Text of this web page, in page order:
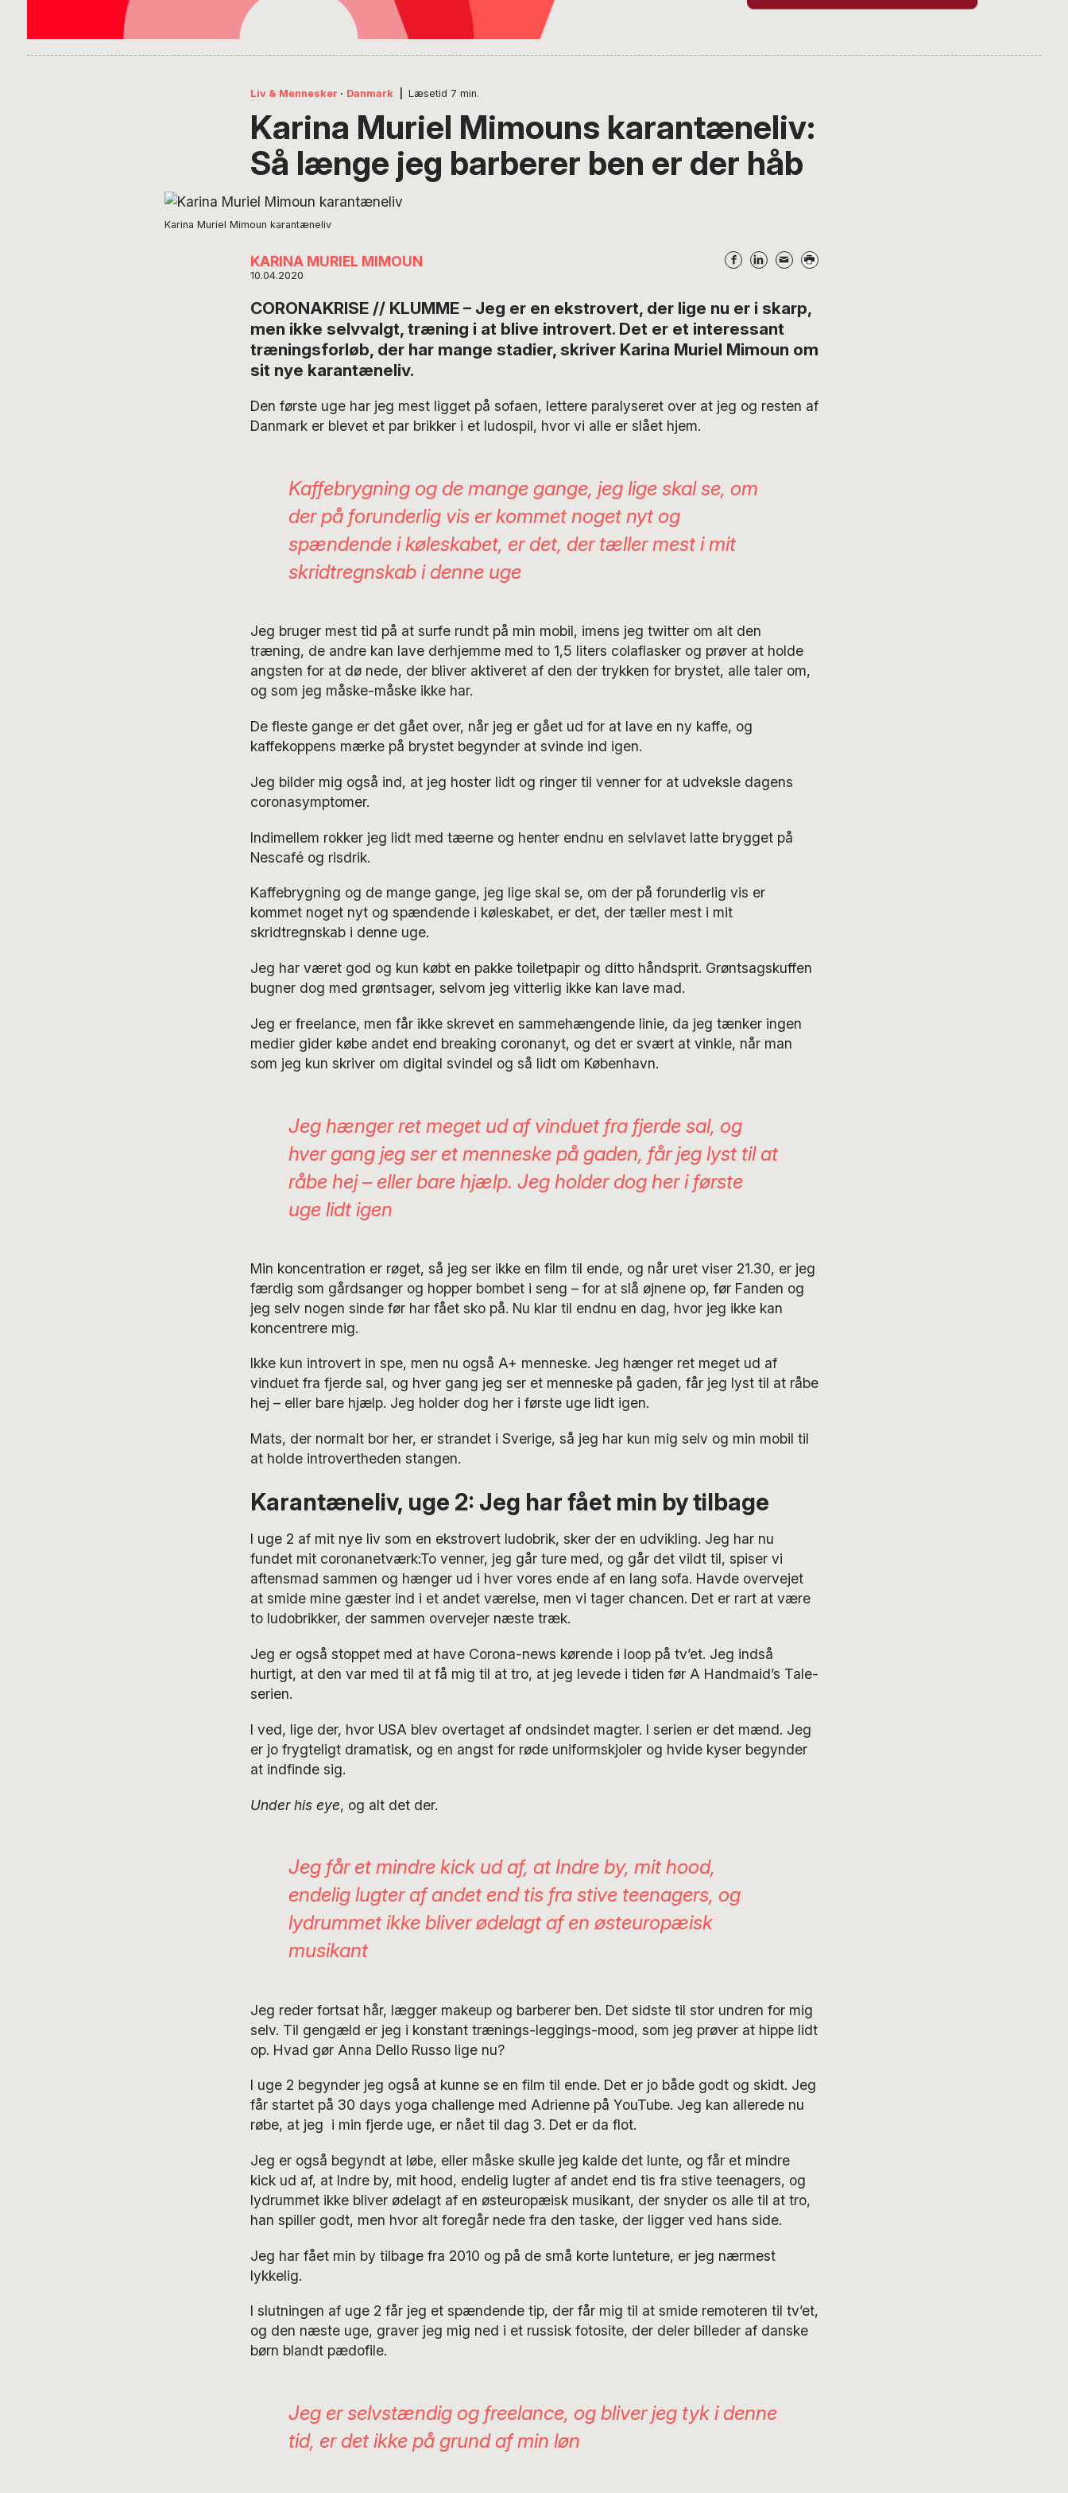
Liv & Mennesker · Danmark Læsetid 7 min.
Karina Muriel Mimouns karantæneliv:
Så længe jeg barberer ben er der håb
Karina Muriel Mimoun karantæneliv
KARINA MURIEL MIMOUN
10.04.2020
CORONAKRISE // KLUMME – Jeg er en ekstrovert, der lige nu er i skarp,
men ikke selvvalgt, træning i at blive introvert. Det er et interessant
træningsforløb, der har mange stadier, skriver Karina Muriel Mimoun om
sit nye karantæneliv.
Den første uge har jeg mest ligget på sofaen, lettere paralyseret over at jeg og resten af
Danmark er blevet et par brikker i et ludospil, hvor vi alle er slået hjem.
Kaffebrygning og de mange gange, jeg lige skal se, om
der på forunderlig vis er kommet noget nyt og
spændende i køleskabet, er det, der tæller mest i mit
skridtregnskab i denne uge
Jeg bruger mest tid på at surfe rundt på min mobil, imens jeg twitter om alt den
træning, de andre kan lave derhjemme med to 1,5 liters colaflasker og prøver at holde
angsten for at dø nede, der bliver aktiveret af den der trykken for brystet, alle taler om,
og som jeg måske-måske ikke har.
De fleste gange er det gået over, når jeg er gået ud for at lave en ny kaffe, og
kaffekoppens mærke på brystet begynder at svinde ind igen.
Jeg bilder mig også ind, at jeg hoster lidt og ringer til venner for at udveksle dagens
coronasymptomer.
Indimellem rokker jeg lidt med tæerne og henter endnu en selvlavet latte brygget på
Nescafé og risdrik.
Kaffebrygning og de mange gange, jeg lige skal se, om der på forunderlig vis er
kommet noget nyt og spændende i køleskabet, er det, der tæller mest i mit
skridtregnskab i denne uge.
Jeg har været god og kun købt en pakke toiletpapir og ditto håndsprit. Grøntsagskuffen
bugner dog med grøntsager, selvom jeg vitterlig ikke kan lave mad.
Jeg er freelance, men får ikke skrevet en sammehængende linie, da jeg tænker ingen
medier gider købe andet end breaking coronanyt, og det er svært at vinkle, når man
som jeg kun skriver om digital svindel og så lidt om København.
Jeg hænger ret meget ud af vinduet fra fjerde sal, og
hver gang jeg ser et menneske på gaden, får jeg lyst til at
råbe hej – eller bare hjælp. Jeg holder dog her i første
uge lidt igen
Min koncentration er røget, så jeg ser ikke en film til ende, og når uret viser 21.30, er jeg
færdig som gårdsanger og hopper bombet i seng – for at slå øjnene op, før Fanden og
jeg selv nogen sinde før har fået sko på. Nu klar til endnu en dag, hvor jeg ikke kan
koncentrere mig.
Ikke kun introvert in spe, men nu også A+ menneske. Jeg hænger ret meget ud af
vinduet fra fjerde sal, og hver gang jeg ser et menneske på gaden, får jeg lyst til at råbe
hej – eller bare hjælp. Jeg holder dog her i første uge lidt igen.
Mats, der normalt bor her, er strandet i Sverige, så jeg har kun mig selv og min mobil til
at holde introvertheden stangen.
Karantæneliv, uge 2: Jeg har fået min by tilbage
I uge 2 af mit nye liv som en ekstrovert ludobrik, sker der en udvikling. Jeg har nu
fundet mit coronanetværk:To venner, jeg går ture med, og går det vildt til, spiser vi
aftensmad sammen og hænger ud i hver vores ende af en lang sofa. Havde overvejet
at smide mine gæster ind i et andet værelse, men vi tager chancen. Det er rart at være
to ludobrikker, der sammen overvejer næste træk.
Jeg er også stoppet med at have Corona-news kørende i loop på tv’et. Jeg indså
hurtigt, at den var med til at få mig til at tro, at jeg levede i tiden før A Handmaid’s Tale-
serien.
I ved, lige der, hvor USA blev overtaget af ondsindet magter. I serien er det mænd. Jeg
er jo frygteligt dramatisk, og en angst for røde uniformskjoler og hvide kyser begynder
at indfinde sig.
Under his eye, og alt det der.
Jeg får et mindre kick ud af, at Indre by, mit hood,
endelig lugter af andet end tis fra stive teenagers, og
lydrummet ikke bliver ødelagt af en østeuropæisk
musikant
Jeg reder fortsat hår, lægger makeup og barberer ben. Det sidste til stor undren for mig
selv. Til gengæld er jeg i konstant trænings-leggings-mood, som jeg prøver at hippe lidt
op. Hvad gør Anna Dello Russo lige nu?
I uge 2 begynder jeg også at kunne se en film til ende. Det er jo både godt og skidt. Jeg
får startet på 30 days yoga challenge med Adrienne på YouTube. Jeg kan allerede nu
røbe, at jeg i min fjerde uge, er nået til dag 3. Det er da flot.
Jeg er også begyndt at løbe, eller måske skulle jeg kalde det lunte, og får et mindre
kick ud af, at Indre by, mit hood, endelig lugter af andet end tis fra stive teenagers, og
lydrummet ikke bliver ødelagt af en østeuropæisk musikant, der snyder os alle til at tro,
han spiller godt, men hvor alt foregår nede fra den taske, der ligger ved hans side.
Jeg har fået min by tilbage fra 2010 og på de små korte lunteture, er jeg nærmest
lykkelig.
I slutningen af uge 2 får jeg et spændende tip, der får mig til at smide remoteren til tv’et,
og den næste uge, graver jeg mig ned i et russisk fotosite, der deler billeder af danske
børn blandt pædofile.
Jeg er selvstændig og freelance, og bliver jeg tyk i denne
tid, er det ikke på grund af min løn